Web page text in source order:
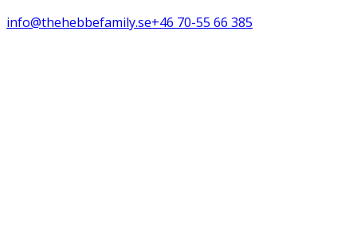
info@thehebbefamily.se+46 70-55 66 385